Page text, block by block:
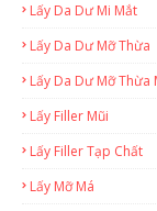
Lấy Da Dư Mi Mắt
Lấy Da Dư Mỡ Thừa
Lấy Da Dư Mỡ Thừa
Lấy Filler Mũi
Lấy Filler Tạp Chất
Lấy Mỡ Má